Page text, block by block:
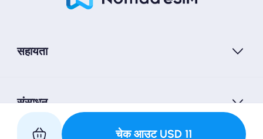
चेक आउट USD11
सहायता
संसाधन